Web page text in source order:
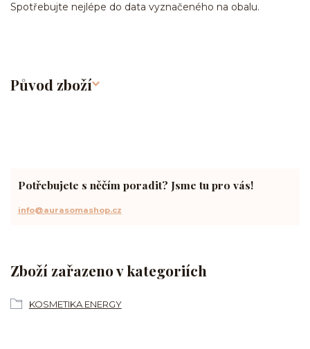
Spotřebujte nejlépe do data vyznačeného na obalu.
Původ zboží
Zboží zařazeno v kategoriích
KOSMETIKA ENERGY
Potřebujete s něčím poradit? Jsme tu pro vás!
info@aurasomashop.cz